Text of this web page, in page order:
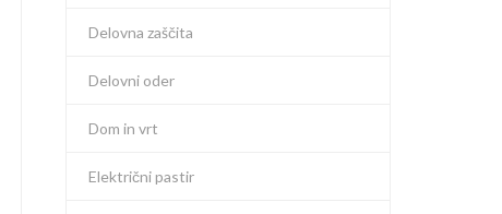
Delovna zaščita
Delovni oder
Dom in vrt
Električni pastir